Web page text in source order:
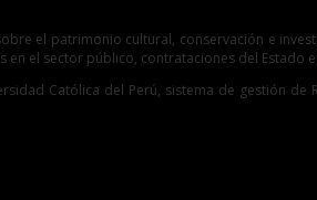
el patrimonio cultural, conservación e
el sector público, contrataciones del Estado
Católica del Perú, sistema de gestión de